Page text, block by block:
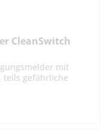
CleanSwitch
mit
teils gefährliche